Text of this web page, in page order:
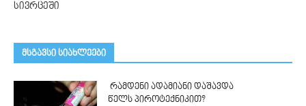
სივრცეში
მსგავსი სიახლეები
რამდენი ადამიანი დაშავდა
წელს პიროტექნიკით?